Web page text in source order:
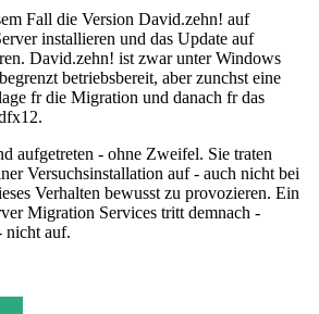
Fall die Version David.zehn! auf
installieren und das Update auf
David.zehn! ist zwar unter Windows
betriebsbereit, aber zunchst eine
fr die Migration und danach fr das
aufgetreten - ohne Zweifel. Sie traten
Versuchsinstallation auf - auch nicht bei
Verhalten bewusst zu provozieren. Ein
Migration Services tritt demnach -
nicht auf.